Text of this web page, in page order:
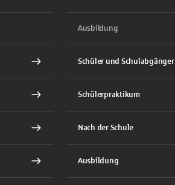
Ausbildung
Schüler und Schulabgänger
Schülerpraktikum
Nach der Schule
Ausbildung